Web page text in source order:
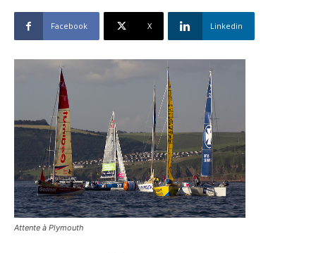
Facebook X Linkedin
Attente à Plymouth